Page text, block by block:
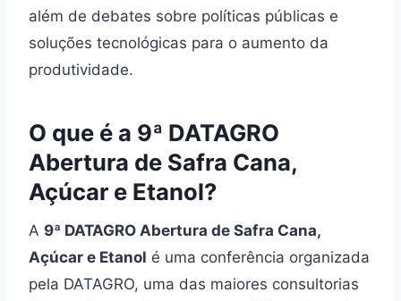
além de debates sobre políticas públicas e
soluções tecnológicas para o aumento da
produtividade.
O que é a 9ª DATAGRO
Abertura de Safra Cana,
Açúcar e Etanol?
A 9ª DATAGRO Abertura de Safra Cana,
Açúcar e Etanol é uma conferência organizada
pela DATAGRO, uma das maiores consultorias